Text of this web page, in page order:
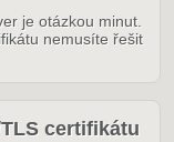
je otázkou minut.
nemusíte řešit
certifikátu